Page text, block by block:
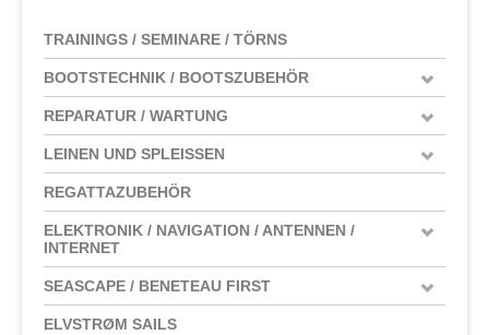
TRAININGS / SEMINARE / TÖRNS
BOOTSTECHNIK / BOOTSZUBEHÖR
REPARATUR / WARTUNG
LEINEN UND SPLEISSEN
REGATTAZUBEHÖR
ELEKTRONIK / NAVIGATION / ANTENNEN /
INTERNET
SEASCAPE / BENETEAU FIRST
ELVSTRØM SAILS